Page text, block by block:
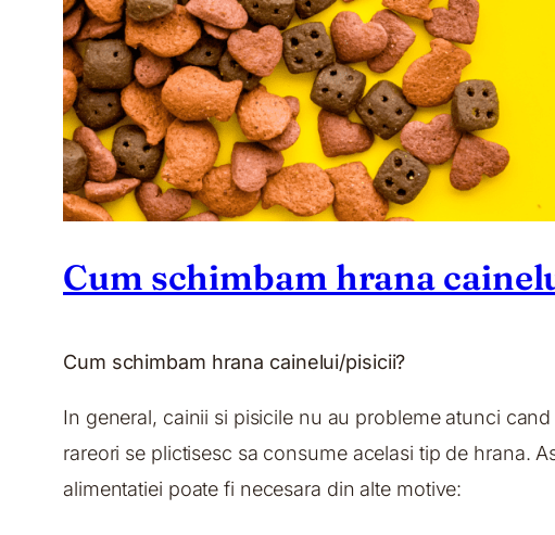
Cum schimbam hrana
Cum schimbam hrana cainelui/pisicii?
In general, cainii si pisicile nu au probleme atunci
rareori se plictisesc sa consume acelasi tip de hrana.
alimentatiei poate fi necesara din alte motive: